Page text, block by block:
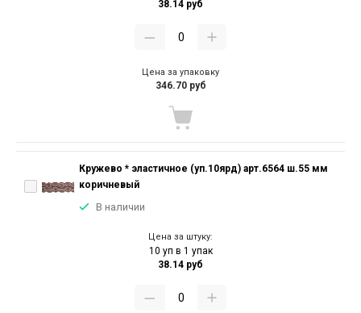
38.14 руб
Цена за упаковку
346.70 руб
Кружево * эластичное (уп.10ярд) арт.6564 ш.55 мм
коричневый
В наличии
Цена за штуку:
10 уп в 1 упак
38.14 руб